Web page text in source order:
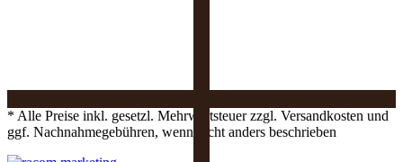
* Alle Preise inkl. gesetzl. Mehrwertsteuer zzgl. Versandkosten und
ggf. Nachnahmegebühren, wenn nicht anders beschrieben